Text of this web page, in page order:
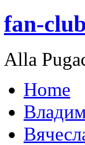
fan-
Alla
Home